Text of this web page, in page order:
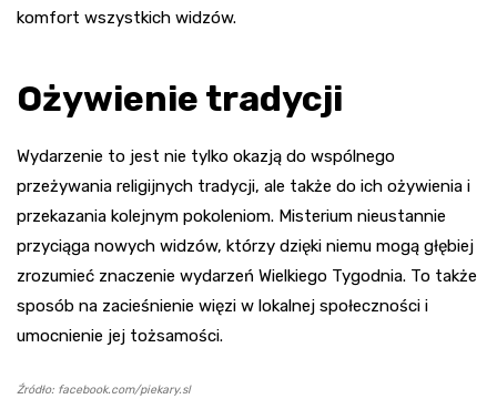
komfort wszystkich widzów.
Ożywienie tradycji
Wydarzenie to jest nie tylko okazją do wspólnego
przeżywania religijnych tradycji, ale także do ich ożywienia i
przekazania kolejnym pokoleniom. Misterium nieustannie
przyciąga nowych widzów, którzy dzięki niemu mogą głębiej
zrozumieć znaczenie wydarzeń Wielkiego Tygodnia. To także
sposób na zacieśnienie więzi w lokalnej społeczności i
umocnienie jej tożsamości.
Źródło: facebook.com/piekary.sl